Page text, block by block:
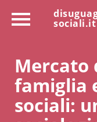
sociali.it
Mercato
famiglia
sociali: